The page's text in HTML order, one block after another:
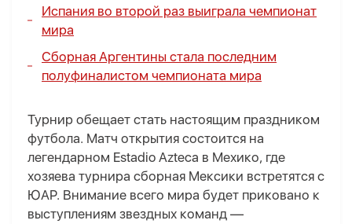
Испания во второй раз выиграла чемпионат
мира
Сборная Аргентины стала последним
полуфиналистом чемпионата мира
Турнир обещает стать настоящим праздником
футбола. Матч открытия состоится на
легендарном Estadio Azteca в Мехико, где
хозяева турнира сборная Мексики встретятся с
ЮАР. Внимание всего мира будет приковано к
выступлениям звездных команд —